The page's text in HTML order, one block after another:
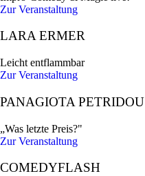
Zur Veranstaltung
LARA ERMER
Leicht entflammbar
Zur Veranstaltung
PANAGIOTA PETRIDOU
„Was letzte Preis?"
Zur Veranstaltung
COMEDYFLASH